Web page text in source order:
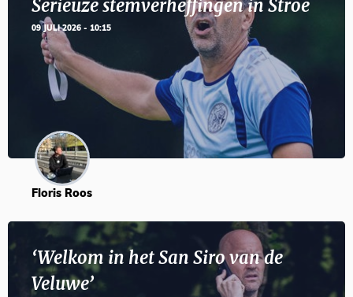
Serieuze stemverheffingen in Stroe
09 JULI 2026 - 10:15
Floris Roos
‘Welkom in het San Siro van de
Veluwe’